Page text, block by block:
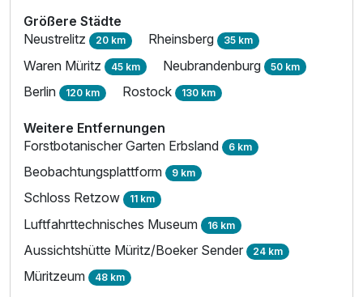
Größere Städte
Neustrelitz 20 km Rheinsberg 35 km
Waren Müritz 45 km Neubrandenburg 50 km
Berlin 120 km Rostock 130 km
Weitere Entfernungen
Forstbotanischer Garten Erbsland 6 km
Beobachtungsplattform 9 km
Schloss Retzow 11 km
Luftfahrttechnisches Museum 16 km
Aussichtshütte Müritz/Boeker Sender 24 km
Müritzeum 48 km